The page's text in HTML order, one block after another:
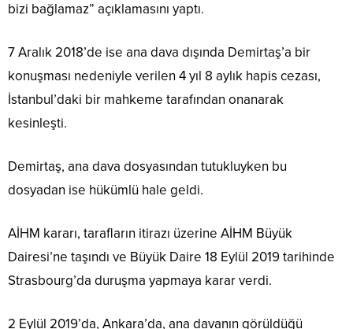
bizi bağlamaz” açıklamasını yaptı.
7 Aralık 2018’de ise ana dava dışında Demirtaş’a bir
konuşması nedeniyle verilen 4 yıl 8 aylık hapis cezası,
İstanbul’daki bir mahkeme tarafından onanarak
kesinleşti.
Demirtaş, ana dava dosyasından tutukluyken bu
dosyadan ise hükümlü hale geldi.
AİHM kararı, tarafların itirazı üzerine AİHM Büyük
Dairesi’ne taşındı ve Büyük Daire 18 Eylül 2019 tarihinde
Strasbourg’da duruşma yapmaya karar verdi.
2 Eylül 2019’da, Ankara’da, ana davanın görüldüğü